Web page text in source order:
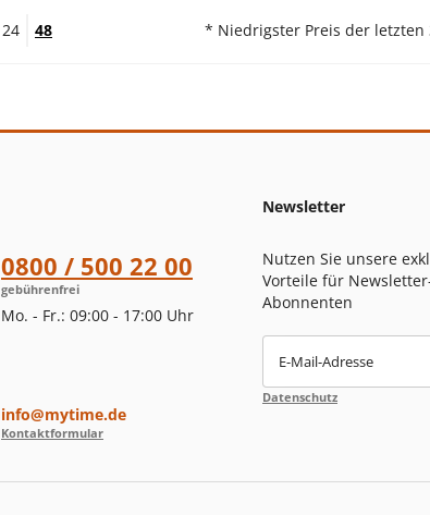
24 48 * Niedrigster Preis der letzten
0800 / 500 22 00
gebührenfrei
Mo. - Fr.: 09:00 - 17:00 Uhr
info@mytime.de
Kontaktformular
Newsletter
Nutzen Sie unsere
Vorteile für
Abonnenten
E-Mail-Adresse
Datenschutz